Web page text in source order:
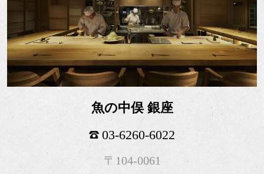
魚の中俣 銀座
03-6260-6022
〒104-0061